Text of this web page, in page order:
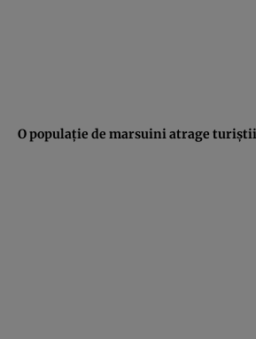
O populaţie de marsuini atrage